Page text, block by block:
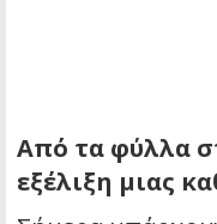
Από τα φύλλα
εξέλιξη μιας